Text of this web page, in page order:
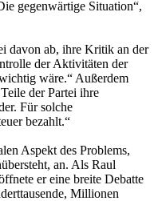
gegenwärtige Situation“,
davon ab, ihre Kritik an der
der Aktivitäten der
wäre.“ Außerdem
der Partei ihre
Für solche
bezahlt.“
Aspekt des Problems,
an. Als Raul
er eine breite Debatte
Millionen